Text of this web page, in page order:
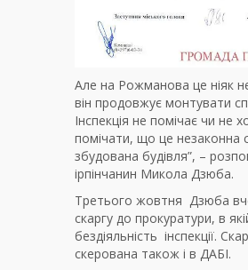
Але на Рожманова це ніяк
він продовжує монтувати
Інспекція не помічає чи не
помічати, що це незаконна
збудована будівля”, –
ірпінчанин Микола Дзюба.
Третього жовтня Дзюба
скаргу до прокуратури, в
бездіяльність інспекції.
скерована також і в ДАБІ.